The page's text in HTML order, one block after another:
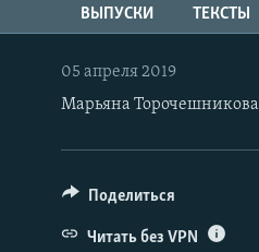
Вернуться
к
основному
содержанию
навигации
Вернутся
АВТОРСКИЕ ПРОЕКТЫ
ЦИТАТЫ СВОБОДЫ
МНЕНИЯ
КУЛЬТУРА
IDEL.РЕАЛИИ
КАВКАЗ.РЕАЛИИ
ВЫПУСКИ ТЕКСТЫ
05 апреля 2019
Марьяна Торочешникова
Поделиться
Читать без VPN